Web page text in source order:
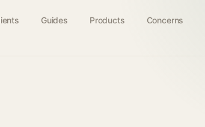
Guides Products Concerns